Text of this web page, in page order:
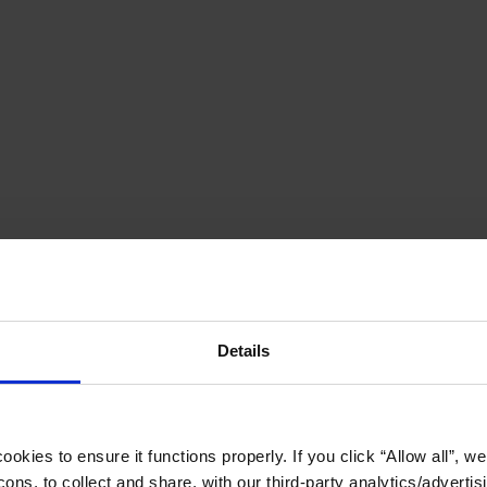
Details
to ensure it functions properly. If you click “Allow all”,
to collect and share, with our third-party analytics/